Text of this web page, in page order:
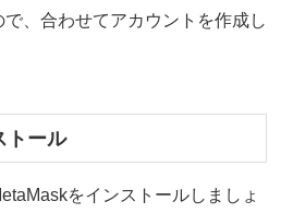
、合わせてアカウントを作成し
トール
をインストールしましょ